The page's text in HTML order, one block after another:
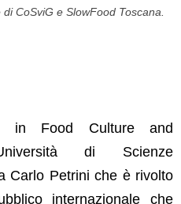
CoSviG e SlowFood Toscana.
in Food Culture and
di Scienze
Carlo Petrini che è rivolto
internazionale che